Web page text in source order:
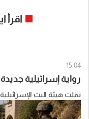
اقرأ
15:04
رواية إسرائيلية
نقلت هيئة البث